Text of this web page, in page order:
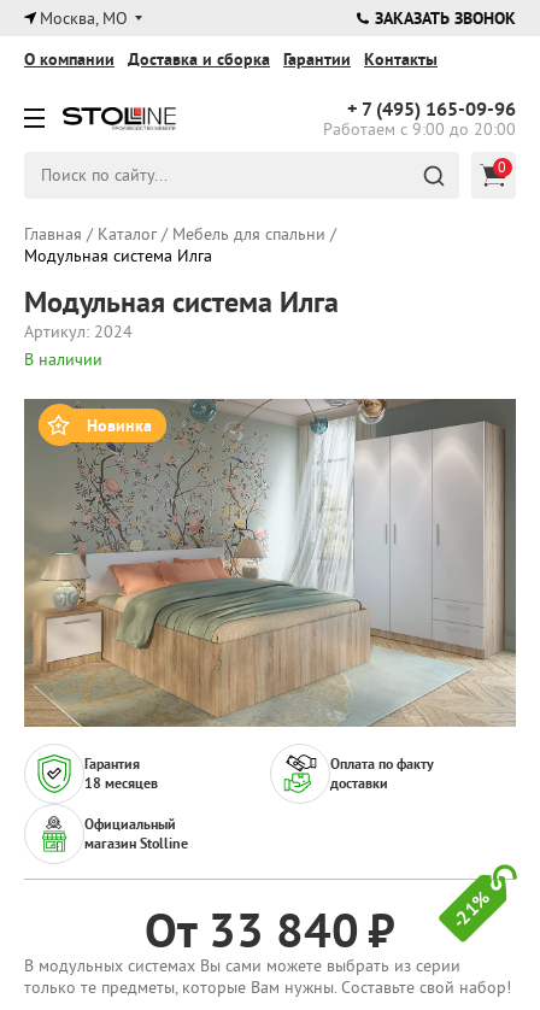
×
Москва, МО ЗАКАЗАТЬ ЗВОНОК
+ 7 (495) 165-09-96
Работаем с 9:00 до 20:00
О компании Доставка и сборка Гарантии Контакты
0
Главная / Каталог/ Мебель для спальни /
Модульная система Илга
Модульная система Илга
Артикул: 2024
В наличии
-21%
Новинка
Гарантия
18 месяцев
Официальный
магазин Stolline
Оплата по факту
доставки
От 33 840
В модульных системах Вы сами можете выбрать из серии
только те предметы, которые Вам нужны. Составьте свой набор!